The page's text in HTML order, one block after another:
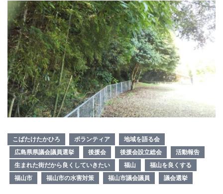
こばたけたかひろ ボランティア
地域を語る会
広島県県議会議員選挙
後援会 後援会設立総会
活動報告
生まれた街だから良くしていきたい
福山
福山を良くする
福山市
福山市の水害対策 福山市議会議員 議会選挙